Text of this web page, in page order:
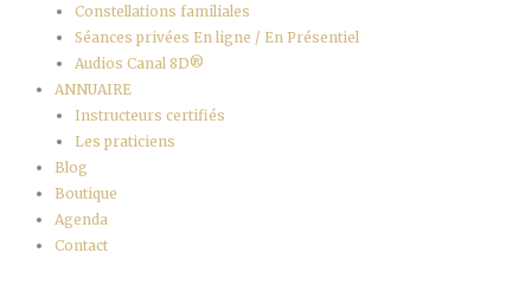
Constellations familiales
Séances privées En ligne / En Présentiel
Audios Canal 8D®
ANNUAIRE
Instructeurs certifiés
Les praticiens
Blog
Boutique
Agenda
Contact